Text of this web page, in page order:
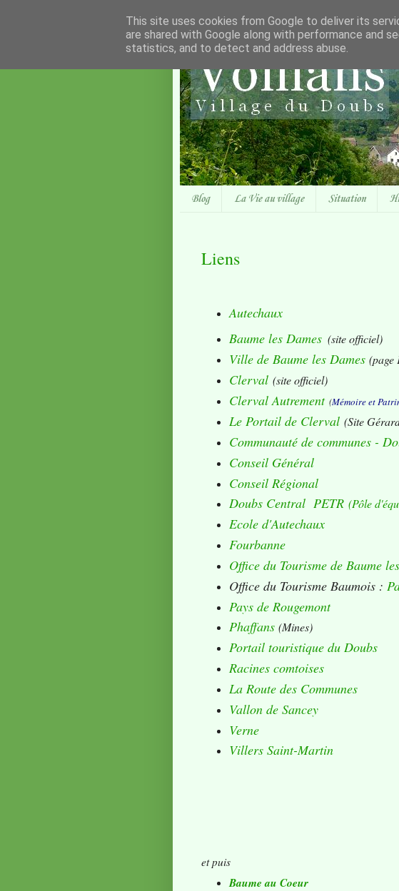
Blog La Vie au village Situation
Liens
Autechaux
Baume les Dames (site officiel)
Ville de Baume les Dames (page
Clerval (site officiel)
Clerval Autrement (Mémoire et
Le Portail de Clerval (Site
Communauté de communes -
Conseil Général
Conseil Régional
Doubs Central PETR (Pôle
Ecole d'Autechaux
Fourbanne
Office du Tourisme de Baume
Office du Tourisme Baumois :
Pays de Rougemont
Phaffans (Mines)
Portail touristique du Doubs
Racines comtoises
La Route des Communes
Vallon de Sancey
Verne
Villers Saint-Martin
et puis
Baume au Coeur
This site uses cookies from Google to deliver its
are shared with Google along with performance and
statistics, and to detect and address abuse.